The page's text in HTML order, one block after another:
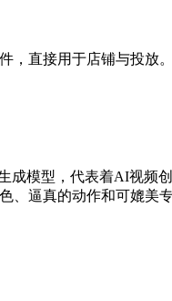
，直接用于店铺与投放。
成模型，代表着AI视频
、逼真的动作和可媲美